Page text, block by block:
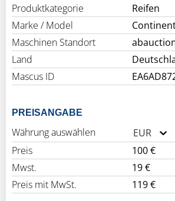
Produktkategorie
Reifen
Marke / Model
Maschinen Standort
Land
Mascus ID
PREISANGABE
Währung auswählen
EUR
Preis
100 €
Mwst.
19 €
Preis mit MwSt.
119 €